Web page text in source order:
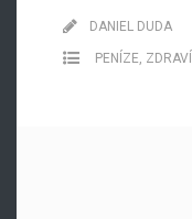
DANIEL DUDA
PENÍZE ZDRAVÍ